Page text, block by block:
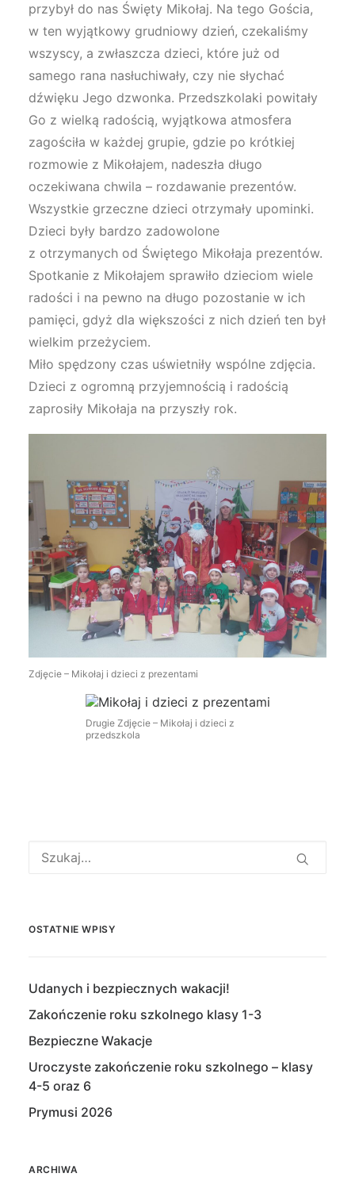
przybył do nas Święty Mikołaj. Na tego Gościa,
w ten wyjątkowy grudniowy dzień, czekaliśmy
wszyscy, a zwłaszcza dzieci, które już od
samego rana nasłuchiwały, czy nie słychać
dźwięku Jego dzwonka. Przedszkolaki powitały
Go z wielką radością, wyjątkowa atmosfera
zagościła w każdej grupie, gdzie po krótkiej
rozmowie z Mikołajem, nadeszła długo
oczekiwana chwila – rozdawanie prezentów.
Wszystkie grzeczne dzieci otrzymały upominki.
Dzieci były bardzo zadowolone
z otrzymanych od Świętego Mikołaja prezentów.
Spotkanie z Mikołajem sprawiło dzieciom wiele
radości i na pewno na długo pozostanie w ich
pamięci, gdyż dla większości z nich dzień ten był
wielkim przeżyciem.
Miło spędzony czas uświetniły wspólne zdjęcia.
Dzieci z ogromną przyjemnością i radością
zaprosiły Mikołaja na przyszły rok.
Zdjęcie – Mikołaj i dzieci z prezentami
Drugie Zdjęcie – Mikołaj i dzieci z
przedszkola
OSTATNIE WPISY
Udanych i bezpiecznych wakacji!
Zakończenie roku szkolnego klasy 1-3
Bezpieczne Wakacje
Uroczyste zakończenie roku szkolnego – klasy
4-5 oraz 6
Prymusi 2026
ARCHIWA